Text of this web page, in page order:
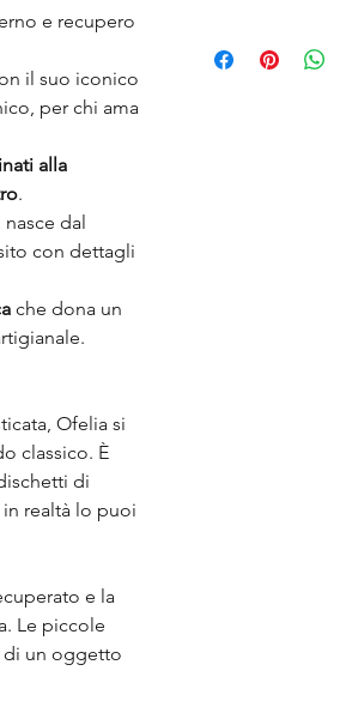
e recupero
il suo iconico
per chi ama
alla
.
nasce dal
con dettagli
che dona un
Ofelia si
classico. È
di
realtà lo puoi
e la
Le piccole
di un oggetto
subisce rottura